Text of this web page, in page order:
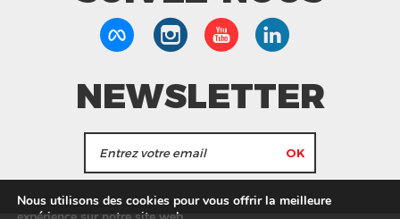
NEWSLETTER
J'accepte de recevoir les actualités et les
informations de Tang Frères.
Nous utilisons des cookies pour vous offrir la meilleure